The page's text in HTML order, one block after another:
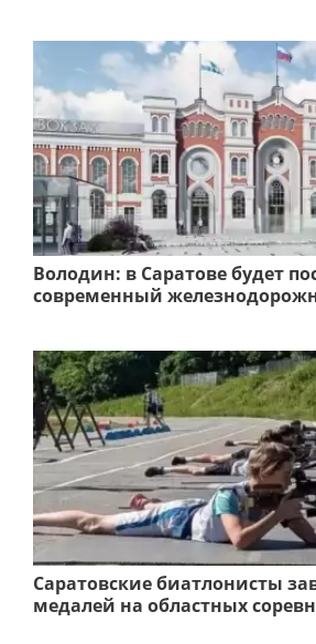
Володин: в Саратове будет
современный
Саратовские биатлонисты
медалей на областных